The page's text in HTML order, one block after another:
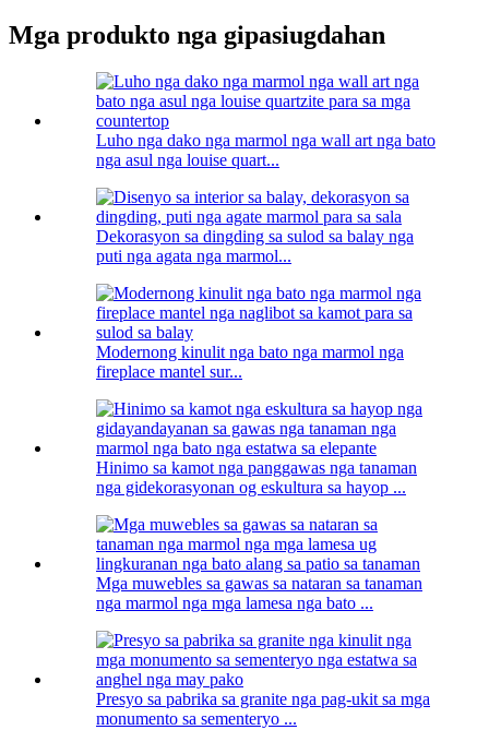
Mga produkto nga gipasiugdahan
Luho nga dako nga marmol nga wall art nga bato
nga asul nga louise quart...
Dekorasyon sa dingding sa sulod sa balay nga
puti nga agata nga marmol...
Modernong kinulit nga bato nga marmol nga
fireplace mantel sur...
Hinimo sa kamot nga panggawas nga tanaman
nga gidekorasyonan og eskultura sa hayop ...
Mga muwebles sa gawas sa nataran sa tanaman
nga marmol nga mga lamesa nga bato ...
Presyo sa pabrika sa granite nga pag-ukit sa mga
monumento sa sementeryo ...